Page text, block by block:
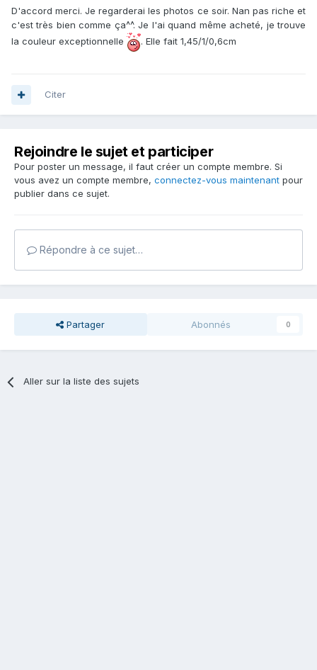
D'accord merci. Je regarderai les photos ce soir. Nan pas riche et
c'est très bien comme ça^^. Je l'ai quand même acheté, je trouve
la couleur exceptionnelle
. Elle fait 1,45/1/0,6cm
Citer
Rejoindre le sujet et participer
Pour poster un message, il faut créer un compte membre. Si
vous avez un compte membre, connectez-vous maintenant pour
publier dans ce sujet.
Répondre à ce sujet…
Partager Abonnés 0
Aller sur la liste des sujets